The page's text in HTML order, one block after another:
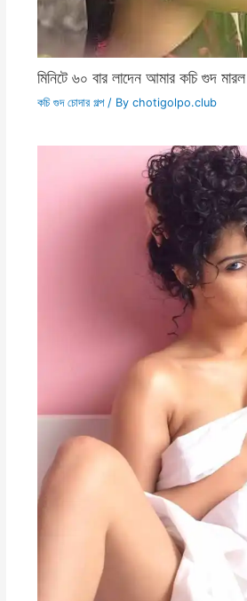
মিনিটে ৬০ বার লাদেন আমার কচি গুদ মারল
কচি গুদ চোদার গল্প/ By chotigolpo.club